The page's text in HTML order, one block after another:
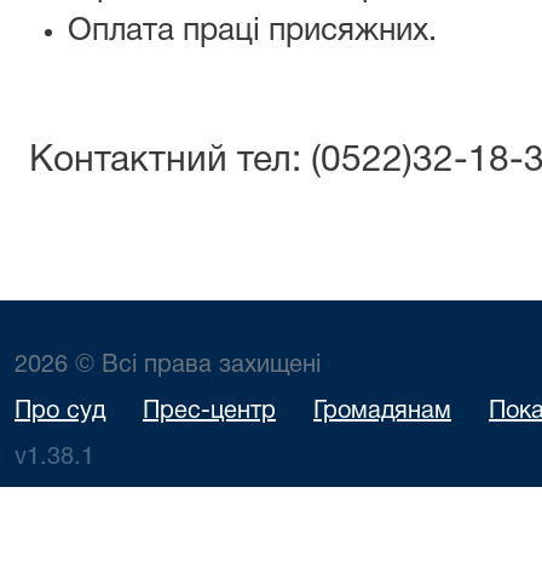
Оплата праці присяжних.
Контактний тел: (0522)32-18-
2026 © Всі права захищені
Про суд Прес-центр Громадянам
v1.38.1